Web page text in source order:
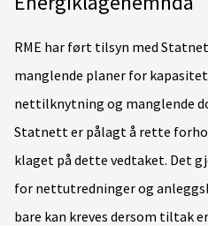
RME har ført tilsyn med
manglende planer for
nettilknytning og manglende
Statnett er pålagt å rette
klaget på dette vedtaket. Det
for nettutredninger og
bare kan kreves dersom tiltak